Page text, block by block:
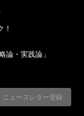
！
論・実践論」